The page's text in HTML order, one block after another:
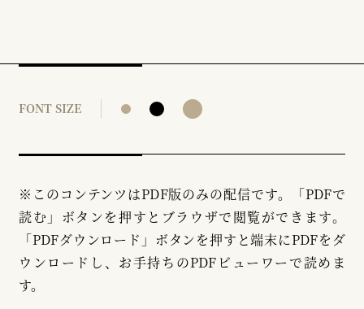
FONT SIZE
※このコンテンツはPDF版のみの配信です。「PDFで
読む」ボタンを押すとブラウザで閲覧ができます。
「PDFダウンロード」ボタンを押すと端末にPDFをダ
ウンロードし、お手持ちのPDFビューワーで読めま
す。